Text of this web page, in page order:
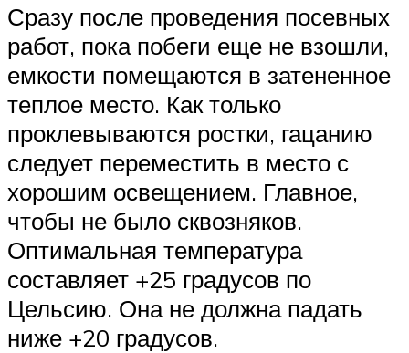
Сразу после проведения посевных
работ, пока побеги еще не взошли,
емкости помещаются в затененное
теплое место. Как только
проклевываются ростки, гацанию
следует переместить в место с
хорошим освещением. Главное,
чтобы не было сквозняков.
Оптимальная температура
составляет +25 градусов по
Цельсию. Она не должна падать
ниже +20 градусов.